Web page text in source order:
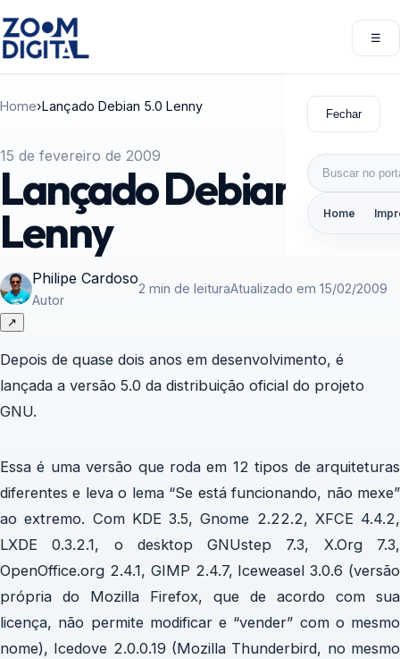
☰
Fechar
Buscar por:
Home
Home›Lançado Debian 5.0 Lenny
15 de fevereiro de 2009
Lançado Debian 5.0
Lenny
Philipe Cardoso
Autor
2 min de leituraAtualizado em 15/02/2009
↗
Depois de quase dois anos em desenvolvimento, é
lançada a versão 5.0 da distribuição oficial do projeto
GNU.
Essa é uma versão que roda em 12 tipos de arquiteturas
diferentes e leva o lema “Se está funcionando, não mexe”
ao extremo. Com KDE 3.5, Gnome 2.22.2, XFCE 4.4.2,
LXDE 0.3.2.1, o desktop GNUstep 7.3, X.Org 7.3,
OpenOffice.org 2.4.1, GIMP 2.4.7, Iceweasel 3.0.6 (versão
própria do Mozilla Firefox, que de acordo com sua
licença, não permite modificar e “vender” com o mesmo
nome), Icedove 2.0.0.19 (Mozilla Thunderbird, no mesmo